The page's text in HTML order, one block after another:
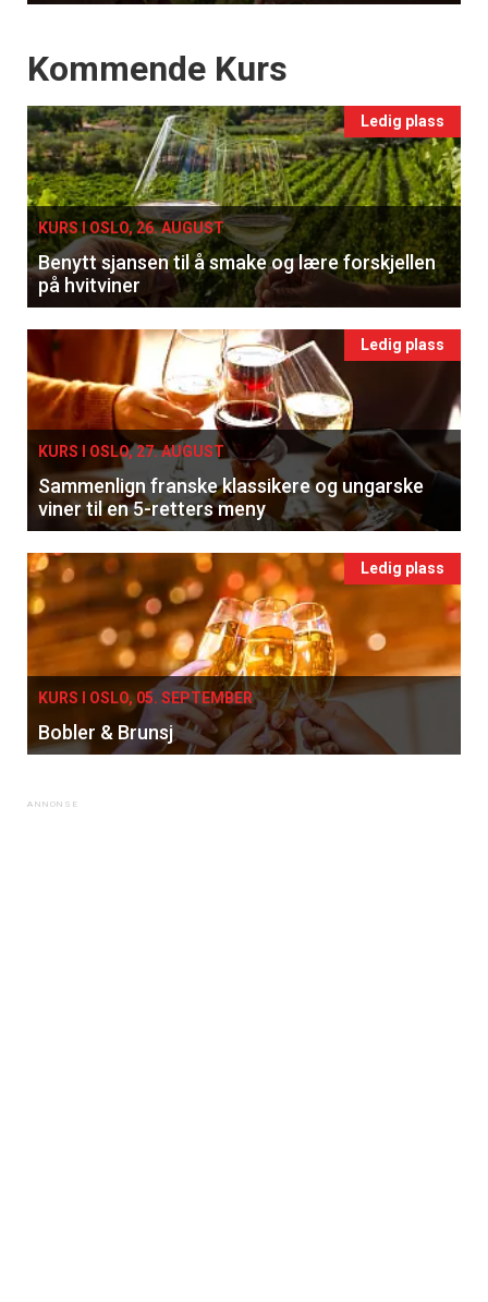
×
Få ukentlige nyhetsbrev fra
Apéritif
Vi tilbyr flere ukentlige nyhetsbrev. Du
kan fritt velge hvilke du ønsker å få
tilsendt.
Registrer deg
Events
Kommende Kurs
Ledig plass
KURS I OSLO, 26. AUGUST
Benytt sjansen til å smake og lære forskjellen
på hvitviner
Ledig plass
KURS I OSLO, 27. AUGUST
Sammenlign franske klassikere og ungarske
viner til en 5-retters meny
Ledig plass
KURS I OSLO, 05. SEPTEMBER
Bobler & Brunsj